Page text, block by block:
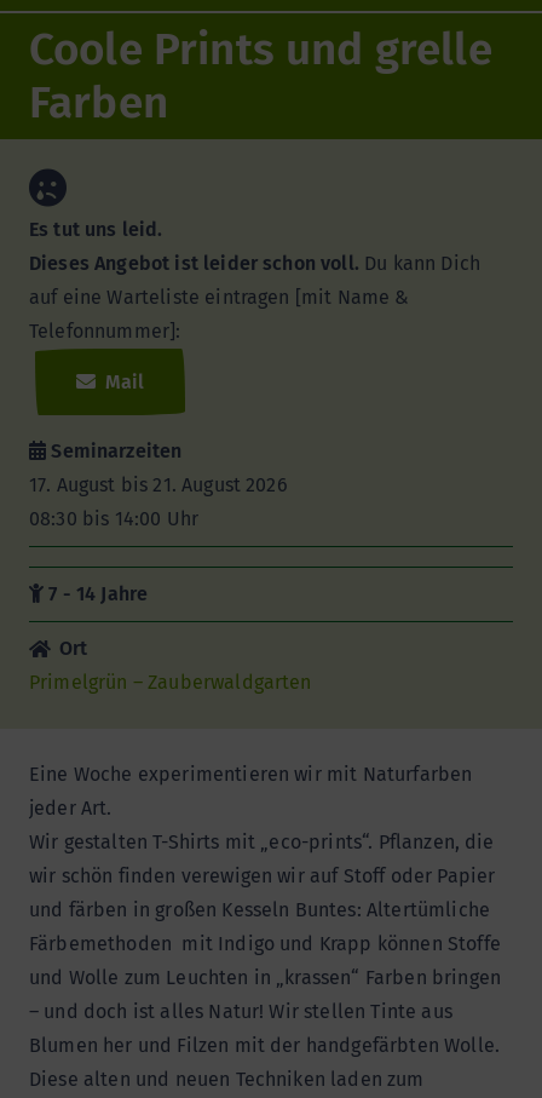
Coole Prints und grelle
Farben
Eine Woche experimentieren wir mit Naturfarben
jeder Art.
Wir gestalten T-Shirts mit „eco-prints“. Pflanzen, die
wir schön finden verewigen wir auf Stoff oder Papier
und färben in großen Kesseln Buntes: Altertümliche
Färbemethoden mit Indigo und Krapp können Stoffe
und Wolle zum Leuchten in „krassen“ Farben bringen
– und doch ist alles Natur! Wir stellen Tinte aus
Blumen her und Filzen mit der handgefärbten Wolle.
Diese alten und neuen Techniken laden zum
Es tut uns leid.
Dieses Angebot ist leider schon voll. Du kann Dich
auf eine Warteliste eintragen [mit Name &
Telefonnummer]:
Mail
Seminarzeiten
17. August bis 21. August 2026
08:30 bis 14:00 Uhr
7 - 14 Jahre
Ort
Primelgrün – Zauberwaldgarten